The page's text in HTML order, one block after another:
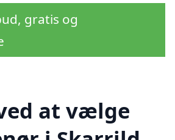
gratis og
at vælge